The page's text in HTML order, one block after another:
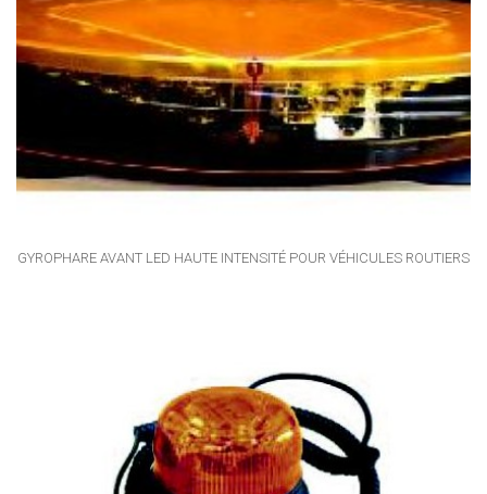
GYROPHARE AVANT LED HAUTE INTENSITÉ POUR VÉHICULES ROUTIERS